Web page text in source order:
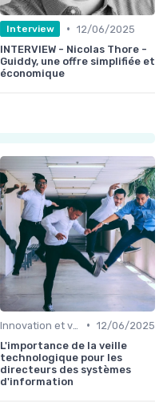
Interview • 12/06/2025
INTERVIEW - Nicolas Thore -
Guiddy, une offre simplifiée et
économique
• 12/06/2025
L'importance de la veille
technologique pour les
directeurs des systèmes
d'information